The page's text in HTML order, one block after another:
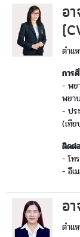
อ
ตำแ
การ
- พย
พยา
- ปร
(เที
ติดต่
- โท
- อีเ
อ
ตำแ